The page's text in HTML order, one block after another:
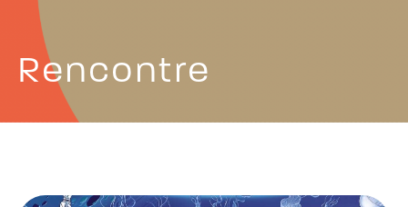
Rencontre